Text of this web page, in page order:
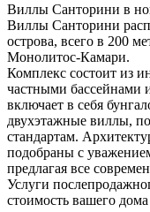
Виллы Санторини в
Виллы Санторини
острова, всего в 200
Монолитос-Камари.
Комплекс состоит из
частными бассейнами
включает в себя
двухэтажные виллы,
стандартам.
подобраны с
предлагая все
Услуги
стоимость вашего дома